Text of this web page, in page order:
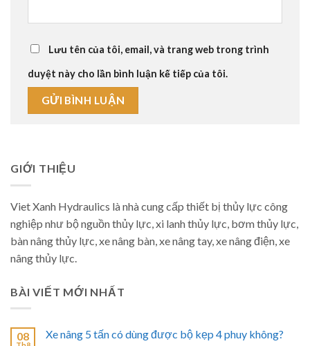
Lưu tên của tôi, email, và trang web trong trình
duyệt này cho lần bình luận kế tiếp của tôi.
GIỚI THIỆU
Viet Xanh Hydraulics là nhà cung cấp thiết bị thủy lực công
nghiệp như bộ nguồn thủy lực, xi lanh thủy lực, bơm thủy lực,
bàn nâng thủy lực, xe nâng bàn, xe nâng tay, xe nâng điện, xe
nâng thủy lực.
BÀI VIẾT MỚI NHẤT
08 Xe nâng 5 tấn có dùng được bộ kẹp 4 phuy không?